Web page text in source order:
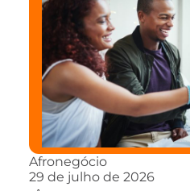
Afronegócio
29 de julho de 2026